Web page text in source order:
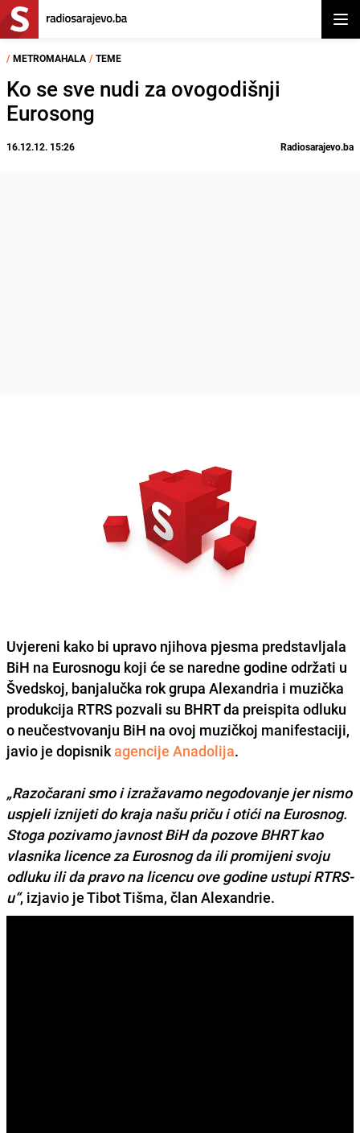
/ METROMAHALA / TEME
Ko se sve nudi za ovogodišnji
Eurosong
16.12.12. 15:26 Radiosarajevo.ba
Uvjereni kako bi upravo njihova pjesma predstavljala
BiH na Eurosnogu koji će se naredne godine održati u
Švedskoj, banjalučka rok grupa Alexandria i muzička
produkcija RTRS pozvali su BHRT da preispita odluku
o neučestvovanju BiH na ovoj muzičkoj manifestaciji,
javio je dopisnikagencije Anadolija.
„Razočarani smo i izražavamo negodovanje jer nismo
uspjeli iznijeti do kraja našu priču i otići na Eurosnog.
Stoga pozivamo javnost BiH da pozove BHRT kao
vlasnika licence za Eurosnog da ili promijeni svoju
odluku ili da pravo na licencu ove godine ustupi RTRS-
u“, izjavio je Tibot Tišma, član Alexandrie.